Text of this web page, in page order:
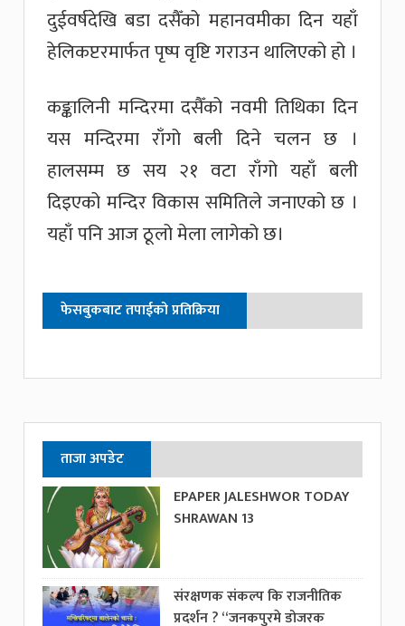
दुईवर्षदेखि बडा दसैँको महानवमीका दिन यहाँ
हेलिकप्टरमार्फत पृष्प वृष्टि गराउन थालिएको हो ।
कङ्कालिनी मन्दिरमा दसैँको नवमी तिथिका दिन
यस मन्दिरमा राँगो बली दिने चलन छ ।
हालसम्म छ सय २१ वटा राँगो यहाँ बली
दिइएको मन्दिर विकास समितिले जनाएको छ ।
यहाँ पनि आज ठूलो मेला लागेको छ।
फेसबुकबाट तपाईको प्रतिक्रिया
ताजा अपडेट
EPAPER JALESHWOR TODAY
SHRAWAN 13
संरक्षणक संकल्प कि राजनीतिक
प्रदर्शन ? “जनकपुरमे डोजरक